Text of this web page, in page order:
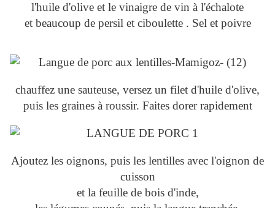
l'huile d'olive et le vinaigre de vin à l'échalote
et beaucoup de persil et ciboulette . Sel et poivre
chauffez une sauteuse, versez un filet d'huile d'olive,
puis les graines à roussir. Faites dorer rapidement
Ajoutez les oignons, puis les lentilles avec l'oignon de
cuisson
et la feuille de bois d'inde,